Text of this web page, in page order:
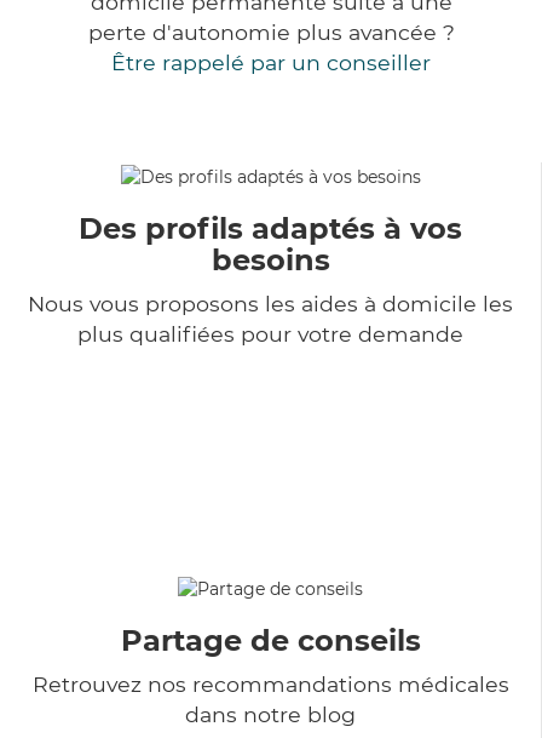
perte d'autonomie plus avancée ?
Être rappelé par un conseiller
Des profils adaptés à vos
besoins
Nous vous proposons les aides à domicile les
plus qualifiées pour votre demande
Partage de conseils
Retrouvez nos recommandations médicales
dans notre blog